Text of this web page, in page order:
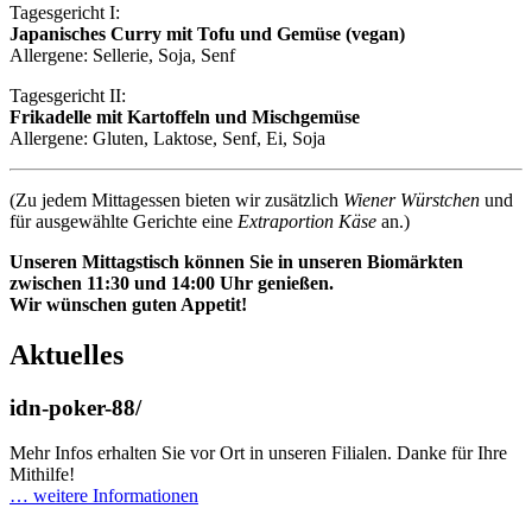
Tagesgericht I:
Japanisches Curry mit Tofu und Gemüse (vegan)
Allergene: Sellerie, Soja, Senf
Tagesgericht II:
Frikadelle mit Kartoffeln und Mischgemüse
Allergene: Gluten, Laktose, Senf, Ei, Soja
(Zu jedem Mittagessen bieten wir zusätzlich Wiener Würstchen und
für ausgewählte Gerichte eine Extraportion Käse an.)
Unseren Mittagstisch können Sie in unseren Biomärkten
zwischen 11:30 und 14:00 Uhr genießen.
Wir wünschen guten Appetit!
Aktuelles
idn-poker-88/
Mehr Infos erhalten Sie vor Ort in unseren Filialen. Danke für Ihre
Mithilfe!
… weitere Informationen